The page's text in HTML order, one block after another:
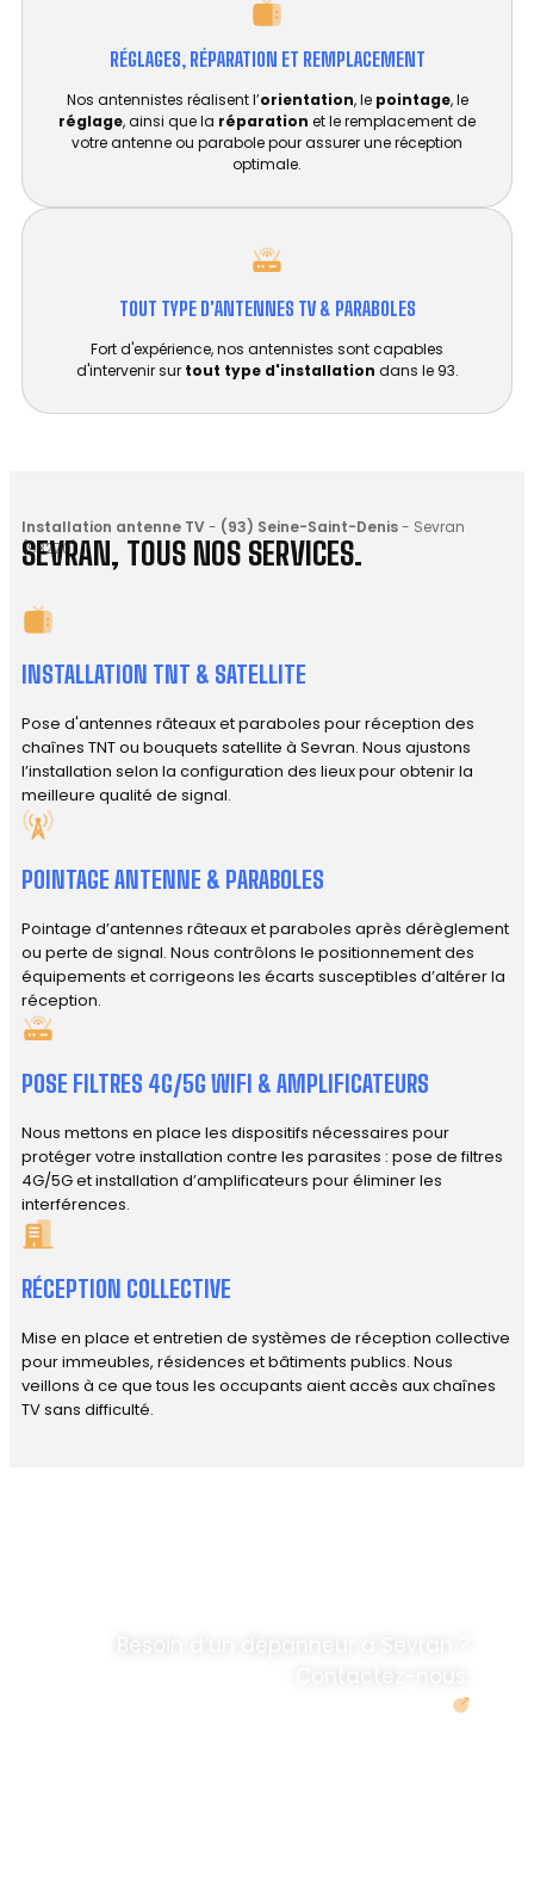
RÉGLAGES, RÉPARATION ET REMPLACEMENT​
Nos antennistes réalisent l’orientation, le pointage, le
réglage, ainsi que la réparation et le remplacement de
votre antenne ou parabole pour assurer une réception
optimale.
TOUT TYPE D'ANTENNES TV & PARABOLES
Fort d'expérience, nos antennistes sont capables
d'intervenir sur tout type d'installation dans le 93.
Installation antenne TV- (93) Seine-Saint-Denis- Sevran
(93270)
SEVRAN, TOUS NOS SERVICES.
INSTALLATION TNT & SATELLITE
Pose d'antennes râteaux et paraboles pour réception des
chaînes TNT ou bouquets satellite à Sevran. Nous ajustons
l’installation selon la configuration des lieux pour obtenir la
meilleure qualité de signal.
POINTAGE ANTENNE & PARABOLES
Pointage d’antennes râteaux et paraboles après dérèglement
ou perte de signal. Nous contrôlons le positionnement des
équipements et corrigeons les écarts susceptibles d’altérer la
réception.
POSE FILTRES 4G/5G WIFI & AMPLIFICATEURS
Nous mettons en place les dispositifs nécessaires pour
protéger votre installation contre les parasites : pose de filtres
4G/5G et installation d’amplificateurs pour éliminer les
interférences.
RÉCEPTION COLLECTIVE
Mise en place et entretien de systèmes de réception collective
pour immeubles, résidences et bâtiments publics. Nous
veillons à ce que tous les occupants aient accès aux chaînes
TV sans difficulté.
Besoin d’un dépanneur à Sevran ?